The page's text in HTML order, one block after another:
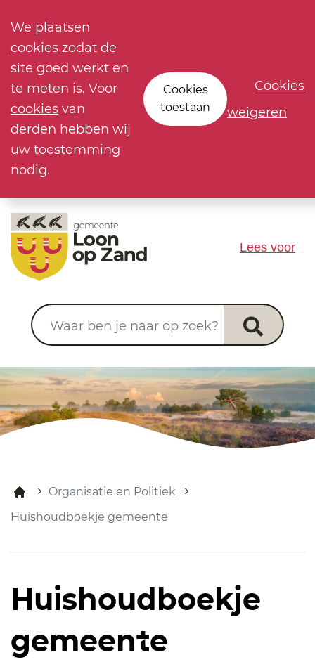
We plaatsen
cookies zodat de
site goed werkt en
te meten is. Voor
cookies van
derden hebben wij
uw toestemming
nodig.
Cookies
toestaan
Cookies
weigeren
Waar ben je naar op zoek?
Lees voor
Organisatie en Politiek
Huishoudboekje gemeente
Huishoudboekje
gemeente